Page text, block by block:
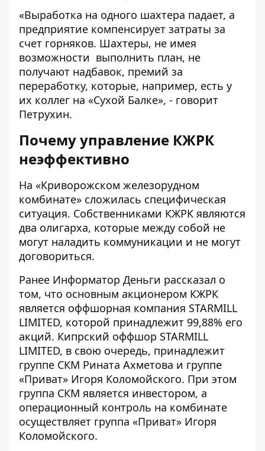
«Выработка на одного шахтера падает, а
предприятие компенсирует затраты за
счет горняков. Шахтеры, не имея
возможности выполнить план, не
получают надбавок, премий за
переработку, которые, например, есть у
их коллег на «Сухой Балке», - говорит
Петрухин.
Почему управление КЖРК
неэффективно
На «Криворожском железорудном
комбинате» сложилась специфическая
ситуация. Собственниками КЖРК являются
два олигарха, которые между собой не
могут наладить коммуникации и не могут
договориться.
Ранее Информатор Деньги рассказал о
том, что основным акционером КЖРК
является оффшорная компания STARMILL
LIMITED, которой принадлежит 99,88% его
акций. Кипрский оффшор STARMILL
LIMITED, в свою очередь, принадлежит
группе СКМ Рината Ахметова и группе
«Приват» Игоря Коломойского. При этом
группа СКМ является инвестором, а
операционный контроль на комбинате
осуществляет группа «Приват» Игоря
Коломойского.